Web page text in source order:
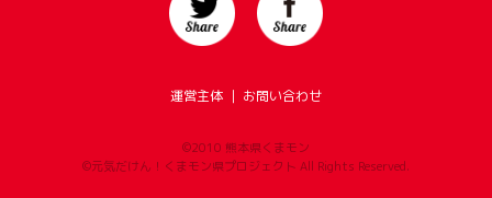
運営主体 ｜ お問い合わせ
©2010 熊本県くまモン
©元気だけん！くまモン県プロジェクト All Rights Reserved.